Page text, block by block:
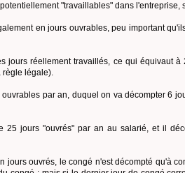
"travaillables" dans l'entreprise,
en jours ouvrables, peu important
jours réellement travaillés, ce qui équivaut
règle légale).
par an, duquel on va décompter 6
25 jours "ouvrés" par an au salarié, et il
jours ouvrés, le congé n'est décompté qu'à